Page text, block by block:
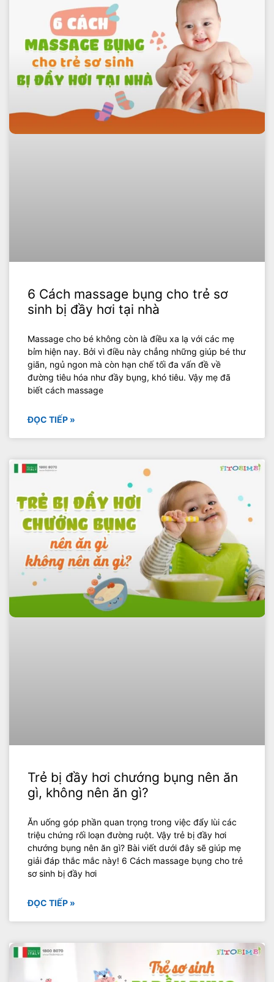
6 Cách massage bụng cho trẻ sơ
sinh bị đầy hơi tại nhà
Massage cho bé không còn là điều xa lạ với các mẹ
bỉm hiện nay. Bởi vì điều này chẳng những giúp bé thư
giãn, ngủ ngon mà còn hạn chế tối đa vấn đề về
đường tiêu hóa như đầy bụng, khó tiêu. Vậy mẹ đã
biết cách massage
ĐỌC TIẾP »
Trẻ bị đầy hơi chướng bụng nên ăn
gì, không nên ăn gì?
Ăn uống góp phần quan trọng trong việc đẩy lùi các
triệu chứng rối loạn đường ruột. Vậy trẻ bị đầy hơi
chướng bụng nên ăn gì? Bài viết dưới đây sẽ giúp mẹ
giải đáp thắc mắc này! 6 Cách massage bụng cho trẻ
sơ sinh bị đầy hơi
ĐỌC TIẾP »